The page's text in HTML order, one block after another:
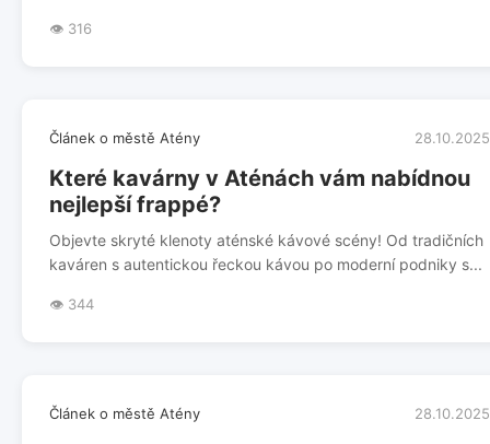
👁️ 316
Článek o městě Atény 28.10.2025
Které kavárny v Aténách vám nabídnou
nejlepší frappé?
Objevte skryté klenoty aténské kávové scény! Od tradičních
kaváren s autentickou řeckou kávou po moderní podniky s...
👁️ 344
Článek o městě Atény 28.10.2025